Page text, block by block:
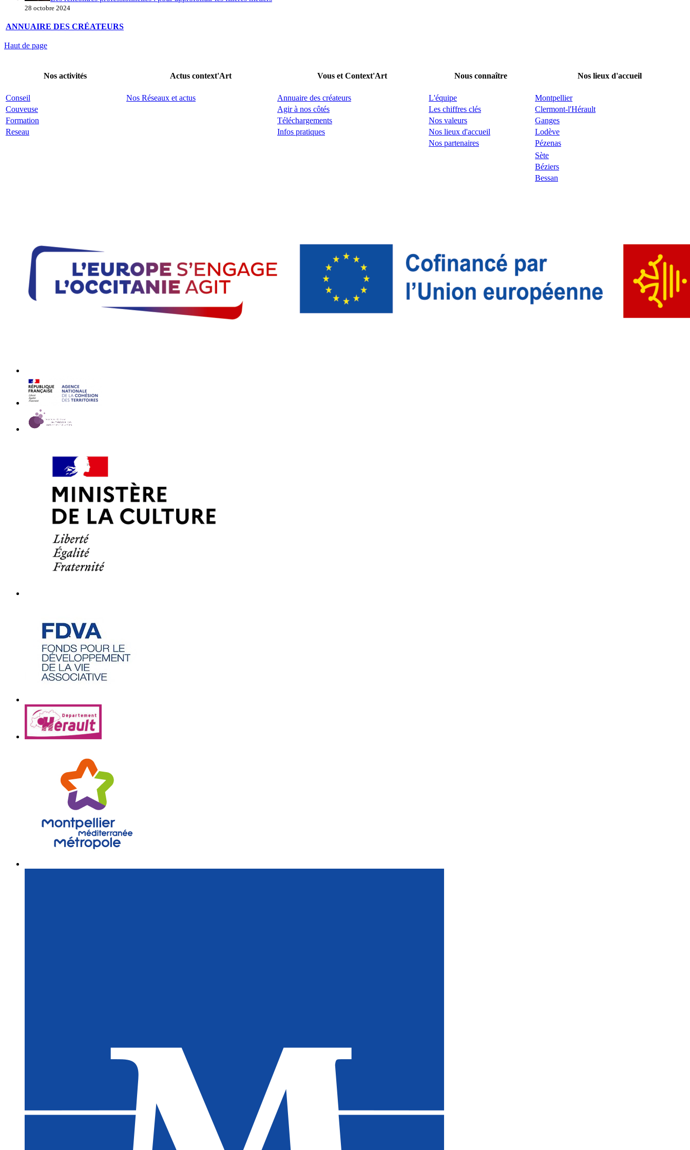
28 octobre 2024
ANNUAIRE DES CRÉATEURS
Haut de page
Nos activités Actus context'Art Vous et Context'Art Nous connaître Nos lieux d'accueil
Conseil Nos Réseaux et actus Annuaire des créateurs L'équipe
Montpellier
Couveuse
Agir à nos côtés Les chiffres clés
Clermont-l'Hérault
Formation
Téléchargements Nos valeurs
Ganges
Reseau
Infos pratiques Nos lieux d'accueil
Lodève
Nos partenaires
Pézenas
Sète
Béziers
Bessan